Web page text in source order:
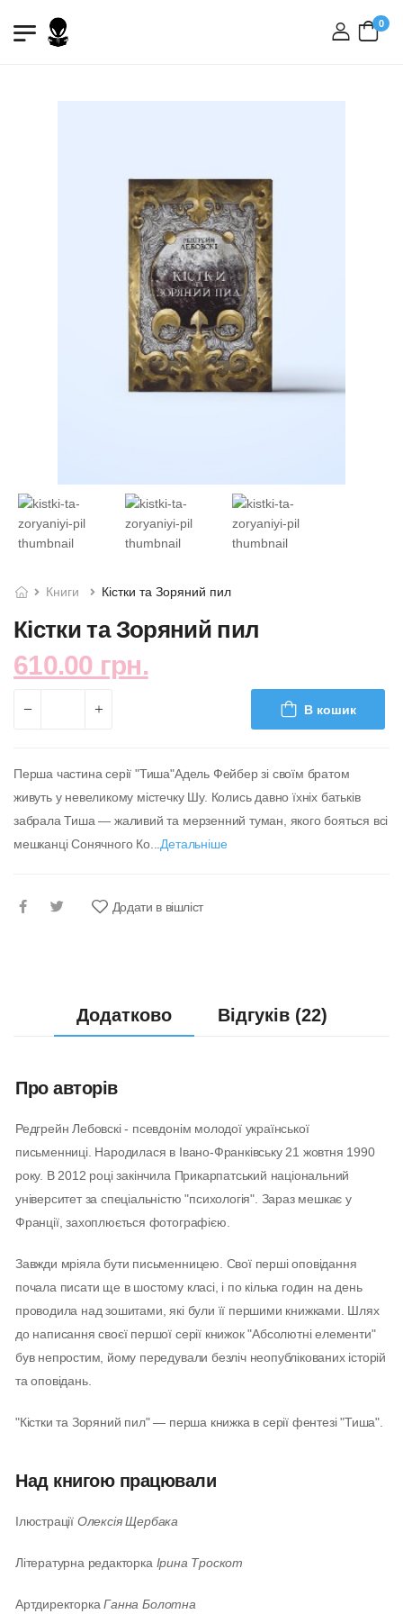
вхід
0
Книги Кістки та Зоряний пил
Кістки та Зоряний пил
610.00 грн.
В кошик
Перша частина серії "Тиша"Адель Фейбер зі своїм братом
живуть у невеликому містечку Шу. Колись давно їхніх батьків
забрала Тиша — жаливий та мерзенний туман, якого бояться всі
мешканці Сонячного Ко...Детальніше
Додати в вішліст
Додатково Відгуків (22)
Про авторів
Редгрейн Лебовскі - псевдонім молодої української
письменниці. Народилася в Івано-Франківську 21 жовтня 1990
року. В 2012 році закінчила Прикарпатський національний
університет за спеціальністю "психологія". Зараз мешкає у
Франції, захоплюється фотографією.
Завжди мріяла бути письменницею. Свої перші оповідання
почала писати ще в шостому класі, і по кілька годин на день
проводила над зошитами, які були її першими книжками. Шлях
до написання своєї першої серії книжок "Абсолютні елементи"
був непростим, йому передували безліч неопублікованих історій
та оповідань.
"Кістки та Зоряний пил" — перша книжка в серії фентезі "Тиша".
Над книгою працювали
Ілюстрації Олексія Щербака
Літературна редакторка Ірина Троскот
АртдиректоркаГанна Болотна